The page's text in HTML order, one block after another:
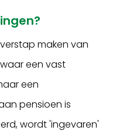
maken van
een vast
een
pensioen is
wordt 'ingevaren'